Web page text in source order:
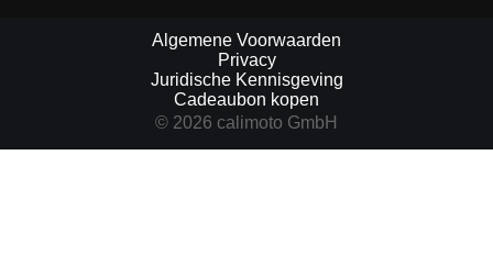
Algemene Voorwaarden
Privacy
Juridische Kennisgeving
Cadeaubon kopen
© 2026 calimoto GmbH